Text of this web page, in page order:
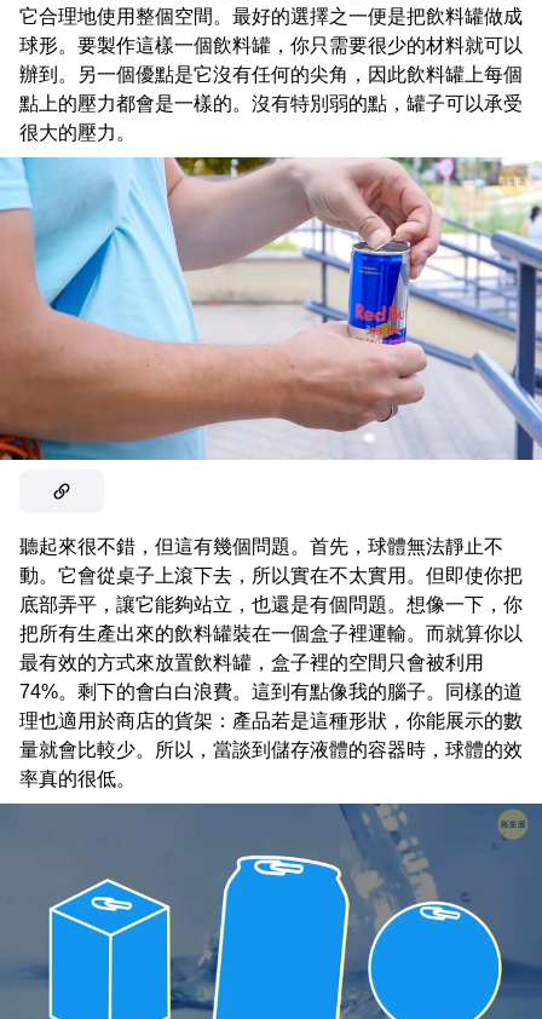
它合理地使用整個空間。最好的選擇之一便是把飲料罐做成
球形。要製作這樣一個飲料罐，你只需要很少的材料就可以
辦到。另一個優點是它沒有任何的尖角，因此飲料罐上每個
點上的壓力都會是一樣的。沒有特別弱的點，罐子可以承受
很大的壓力。
聽起來很不錯，但這有幾個問題。首先，球體無法靜止不
動。它會從桌子上滾下去，所以實在不太實用。但即使你把
底部弄平，讓它能夠站立，也還是有個問題。想像一下，你
把所有生產出來的飲料罐裝在一個盒子裡運輸。而就算你以
最有效的方式來放置飲料罐，盒子裡的空間只會被利用
74%。剩下的會白白浪費。這到有點像我的腦子。同樣的道
理也適用於商店的貨架：產品若是這種形狀，你能展示的數
量就會比較少。所以，當談到儲存液體的容器時，球體的效
率真的很低。